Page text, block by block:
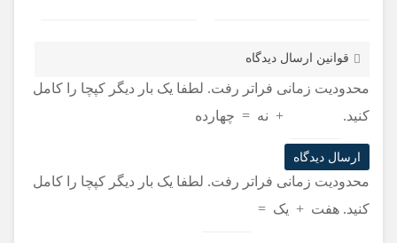
قوانین ارسال دیدگاه
محدودیت زمانی فراتر رفت. لطفا یک بار دیگر کپچا را کامل
کنید.
+ نه = چهارده
محدودیت زمانی فراتر رفت. لطفا یک بار دیگر کپچا را کامل
کنید. هفت + یک =